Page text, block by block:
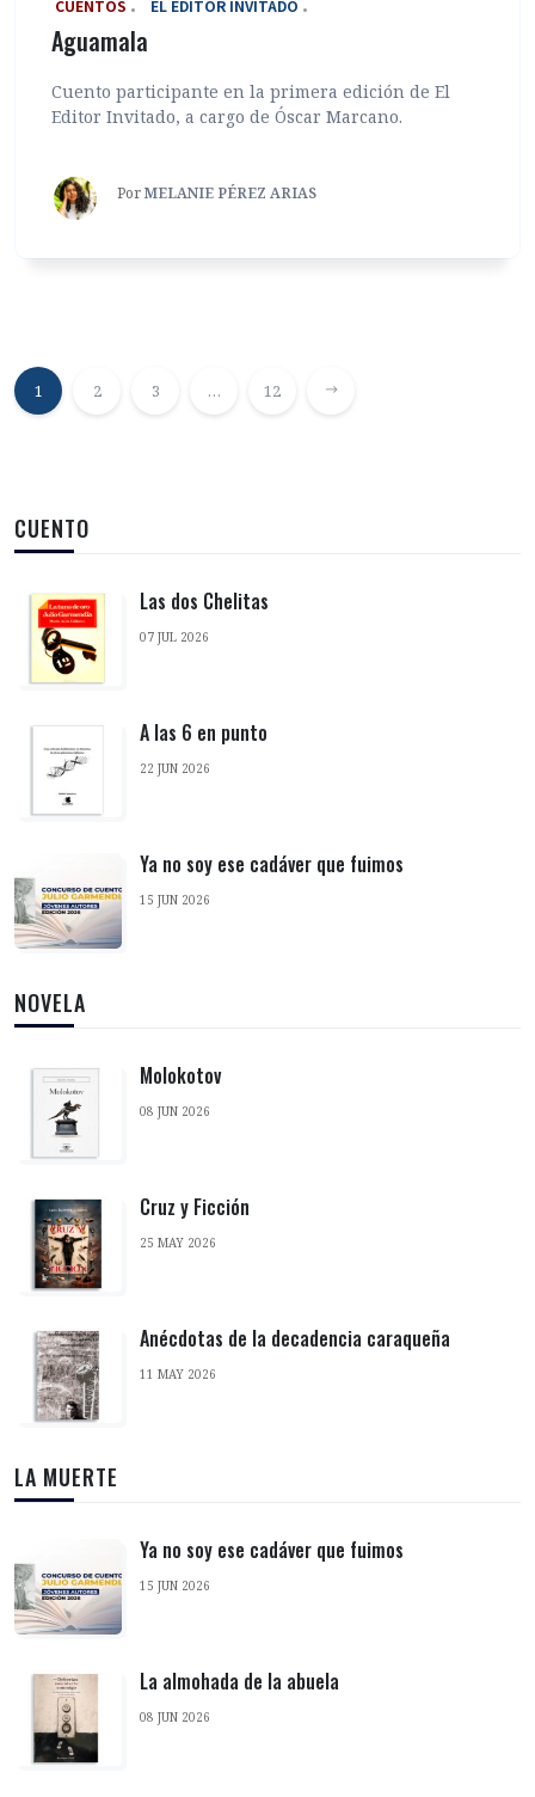
‎ CUENTOS EL EDITOR INVITADO
Aguamala
Cuento participante en la primera edición de El
Editor Invitado, a cargo de Óscar Marcano.
PorMELANIE PÉREZ ARIAS
1 2 3 … 12
CUENTO
Las dos Chelitas
07 JUL 2026
A las 6 en punto
22 JUN 2026
Ya no soy ese cadáver que fuimos
15 JUN 2026
NOVELA
Molokotov
08 JUN 2026
Cruz y Ficción
25 MAY 2026
Anécdotas de la decadencia caraqueña
11 MAY 2026
LA MUERTE
Ya no soy ese cadáver que fuimos
15 JUN 2026
La almohada de la abuela
08 JUN 2026